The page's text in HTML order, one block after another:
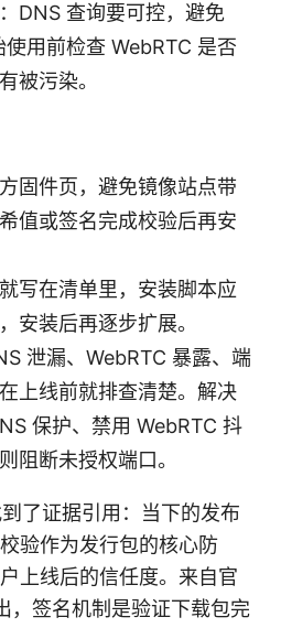
DNS 查询要可控，避免
用前检查 WebRTC 是否
被污染。
固件页，避免镜像站点带
值或签名完成校验后再安
写在清单里，安装脚本应
安装后再逐步扩展。
泄漏、WebRTC 暴露、端
上线前就排查清楚。解决
保护、禁用 WebRTC 抖
阻断未授权端口。
了证据引用：当下的发布
验作为发行包的核心防
上线后的信任度。来自官
，签名机制是验证下载包完